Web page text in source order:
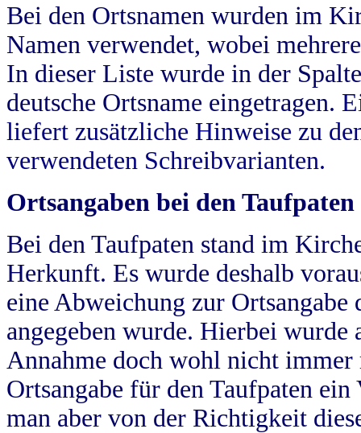
Bei den Ortsnamen wurden im
Namen verwendet, wobei
In dieser Liste wurde in der
deutsche Ortsname eingetragen.
liefert zusätzliche Hinweise zu
verwendeten Schreibvarianten.
Ortsangaben bei den Taufpaten
Bei den Taufpaten stand im
Herkunft. Es wurde deshalb
eine Abweichung zur
angegeben wurde. Hierbei wurde
Annahme doch wohl nicht
Ortsangabe für den Taufpaten
man aber von der Richtigkeit